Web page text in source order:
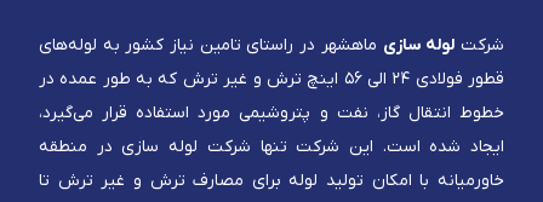
شرکت لوله سازی ماهشهر در راستای تامین نیاز کشور به لوله‌های
قطور فولادی ۲۴ الی ۵۶ اینچ ترش و غیر ترش که به طور عمده در
خطوط انتقال گاز، نفت و پتروشیمی مورد استفاده قرار می‌گیرد،
ایجاد شده است. این شرکت تنها شرکت لوله سازی در منطقه
خاورمیانه با امکان تولید لوله برای مصارف ترش و غیر ترش تا